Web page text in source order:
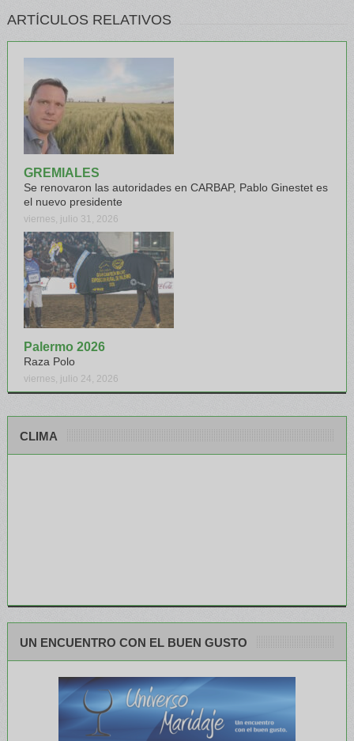
ARTÍCULOS RELATIVOS
GREMIALES
Se renovaron las autoridades en CARBAP, Pablo Ginestet es
el nuevo presidente
viernes, julio 31, 2026
Palermo 2026
Raza Polo
viernes, julio 24, 2026
CLIMA
UN ENCUENTRO CON EL BUEN GUSTO